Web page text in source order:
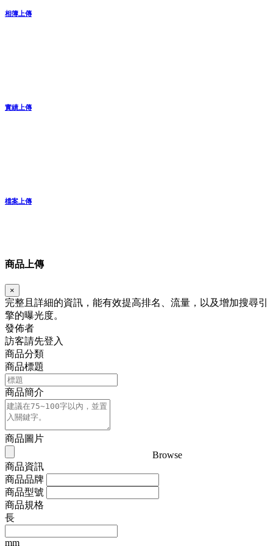
相簿上傳
實績上傳
檔案上傳
商品上傳
×
完整且詳細的資訊，能有效提高排名、流量，以及增加搜尋引
擎的曝光度。
發佈者
訪客請先登入
商品分類
商品標題
商品簡介
商品圖片
Browse
商品資訊
商品品牌
商品型號
商品規格
長
mm